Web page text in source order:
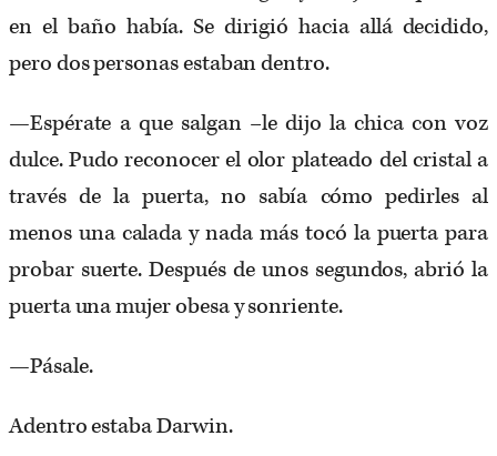
en el baño había. Se dirigió hacia allá decidido,
pero dos personas estaban dentro.
—Espérate a que salgan –le dijo la chica con voz
dulce. Pudo reconocer el olor plateado del cristal a
través de la puerta, no sabía cómo pedirles al
menos una calada y nada más tocó la puerta para
probar suerte. Después de unos segundos, abrió la
puerta una mujer obesa y sonriente.
—Pásale.
Adentro estaba Darwin.